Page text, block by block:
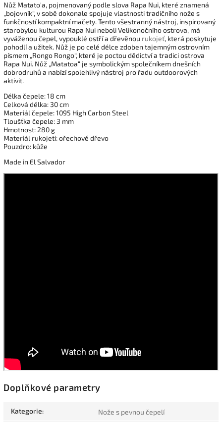
Nůž Matato'a, pojmenovaný podle slova Rapa Nui, které znamená
„bojovník“, v sobě dokonale spojuje vlastnosti tradičního nože s
funkčností kompaktní mačety. Tento všestranný nástroj, inspirovaný
starobylou kulturou Rapa Nui neboli Velikonočního ostrova, má
vyváženou čepel, vypouklé ostří a dřevěnou rukojeť, která poskytuje
pohodlí a užitek. Nůž je po celé délce zdoben tajemným ostrovním
písmem „Rongo Rongo“, které je poctou dědictví a tradici ostrova
Rapa Nui. Nůž „Matatoa“ je symbolickým společníkem dnešních
dobrodruhů a nabízí spolehlivý nástroj pro řadu outdoorových
aktivit.
Délka čepele: 18 cm
Celková délka: 30 cm
Materiál čepele: 1095 High Carbon Steel
Tloušťka čepele: 3 mm
Hmotnost: 280 g
Materiál rukojeti: ořechové dřevo
Pouzdro: kůže
Made in El Salvador
Doplňkové parametry
Kategorie: Nože s pevnou čepelí